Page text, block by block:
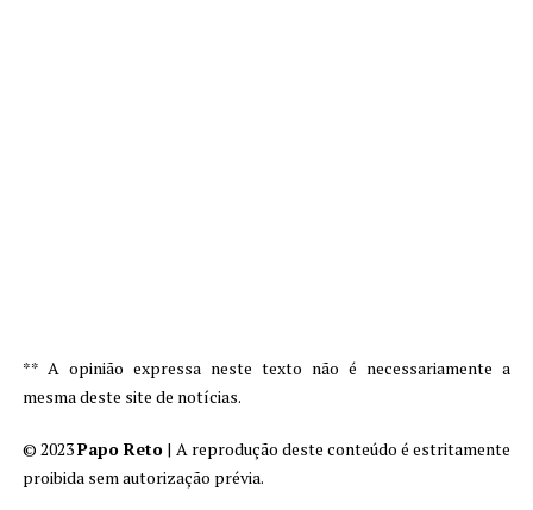
** A opinião expressa neste texto não é necessariamente a
mesma deste site de notícias.
© 2023Papo Reto | A reprodução deste conteúdo é estritamente
proibida sem autorização prévia.